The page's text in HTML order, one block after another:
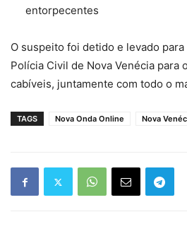
entorpecentes
O suspeito foi detido e levado para
Polícia Civil de Nova Venécia para
cabíveis, juntamente com todo o
TAGS Nova Onda Online Nova